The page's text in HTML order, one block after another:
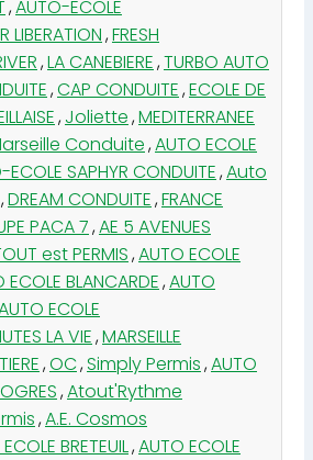
,AUTO-ECOLE
LIBERATION,FRESH
,LA CANEBIERE,TURBO AUTO
,CAP CONDUITE,ECOLE DE
,Joliette,MEDITERRANEE
Conduite,AUTO ECOLE
ECOLE SAPHYR CONDUITE,Auto
,DREAM CONDUITE,FRANCE
PACA 7,AE 5 AVENUES
est PERMIS,AUTO ECOLE
ECOLE BLANCARDE,AUTO
ECOLE
LA VIE,MARSEILLE
,OC,Simply Permis,AUTO
,Atout'Rythme
,A.E. Cosmos
BRETEUIL,AUTO ECOLE